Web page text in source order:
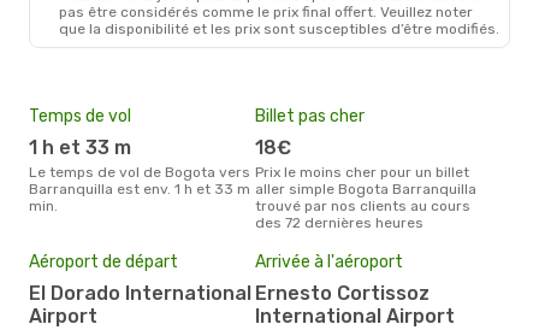
pas être considérés comme le prix final offert. Veuillez noter
que la disponibilité et les prix sont susceptibles d’être modifiés.
Temps de vol
1 h et 33 m
Le temps de vol de Bogota vers
Barranquilla est env. 1 h et 33 m
min.
Billet pas cher
18€
Prix le moins cher pour un billet
aller simple Bogota Barranquilla
trouvé par nos clients au cours
des 72 dernières heures
Aéroport de départ
El Dorado International
Airport
Arrivée à l'aéroport
Ernesto Cortissoz
International Airport